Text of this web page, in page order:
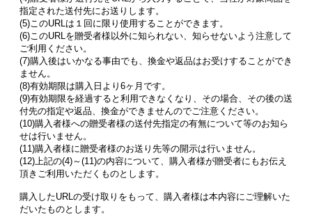
指定された送付先にお送りします。
(5)このURLは１回に限り使用することができます。
(6)このURLを贈受者様以外に知られない、知らせないよう注意して
ご利用ください。
(7)購入後はいかなる事由でも、換金や返品はお受けすることができ
ません。
(8)有効期限は購入日より6ヶ月です。
(9)有効期限を経過すると利用できなくなり、その場合、その後の送
付先の指定や返品、換金ができませんのでご注意ください。
(10)購入者様への贈受者様の送付先指定の有無について等のお知ら
せは行いません。
(11)購入者様に贈受者様のお送り先等の開示は行いません。
(12)上記の(4)～(11)の内容について、購入者様が贈受者にもお伝え
頂きご利用いただくものとします。
購入したURLの受け取りをもって、購入者様は本内容にご理解いた
だいたものとします。